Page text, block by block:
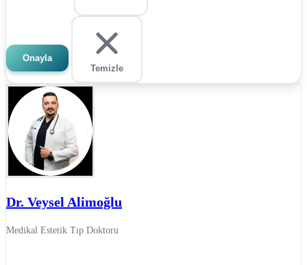
Onayla
Temizle
Dr. Veysel Alimoğlu
Medikal Estetik Tıp Doktoru